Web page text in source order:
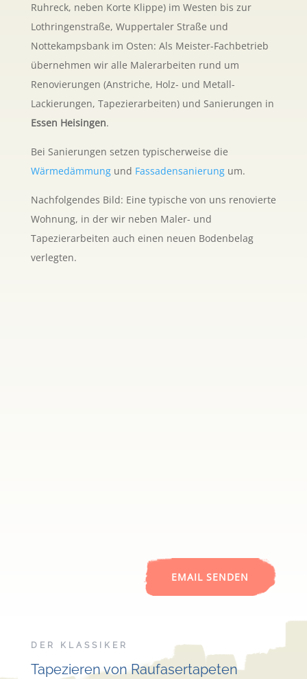
Ruhreck, neben Korte Klippe) im Westen bis zur
Lothringenstraße, Wuppertaler Straße und
Nottekampsbank im Osten: Als Meister-Fachbetrieb
übernehmen wir alle Malerarbeiten rund um
Renovierungen (Anstriche, Holz- und Metall-
Lackierungen, Tapezierarbeiten) und Sanierungen in
Essen Heisingen.
Bei Sanierungen setzen typischerweise die
Wärmedämmungund Fassadensanierungum.
Nachfolgendes Bild: Eine typische von uns renovierte
Wohnung, in der wir neben Maler- und
Tapezierarbeiten auch einen neuen Bodenbelag
verlegten.
EMAIL SENDEN
DER KLASSIKER
Tapezieren von Raufasertapeten